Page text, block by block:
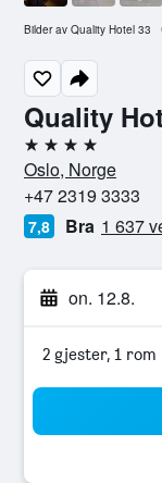
Quality
4 stjerner
Oslo, Norge
+47 2319 3333
7,8 Bra 1 637
on. 12.8.
2 gjester, 1 rom
Bilder av Quality Hotel 33